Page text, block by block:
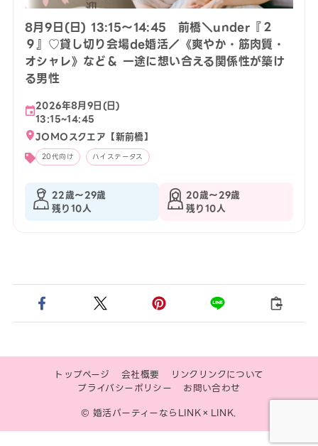
8月9日(日) 13:15〜14:45 前橋＼under『２
９』♡貸し切り会場de婚活／《爽やか・筋肉質・
オシャレ》など＆ 一途に想い合える関係性が築け
る男性
2026年8月9日(日)
13:15~14:45
JOMOスクエア【新前橋】
20代向け ハイステータス
22歳〜29歳
残り10人
20歳〜29歳
残り10人
トップページ 会社概要
リンクリンクについて
プライバシーポリシー
お問い合わせ
© 婚活パーティーならLINK×LINK.